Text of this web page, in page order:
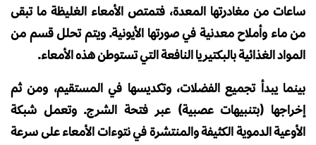
ساعات من مغادرتها المعدة، فتمتص الأمعاء الغليظة ما تبقى
من ماء وأملاح معدنية في صورتها الأيونية. ويتم تحلل قسم من
المواد الغذائية بالبكتيريا النافعة التي تستوطن هذه الأمعاء.
بينما يبدأ تجميع الفضلات، وتكديسها في المستقيم، ومن ثم
إخراجها (بتنبيهات عصبية) عبر فتحة الشرج. وتعمل شبكة
الأوعية الدموية الكثيفة والمنتشرة في نتوءات الأمعاء على سرعة